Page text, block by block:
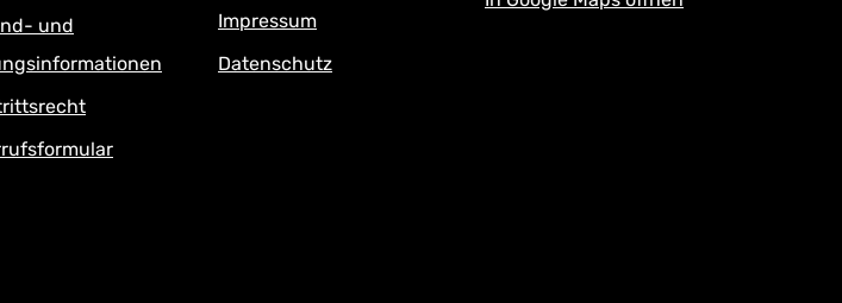
und
Impressum
Datenschutz